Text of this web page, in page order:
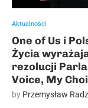
Aktualności
One of Us i
Życia
rezolucji
Voice, My
by Przemysław